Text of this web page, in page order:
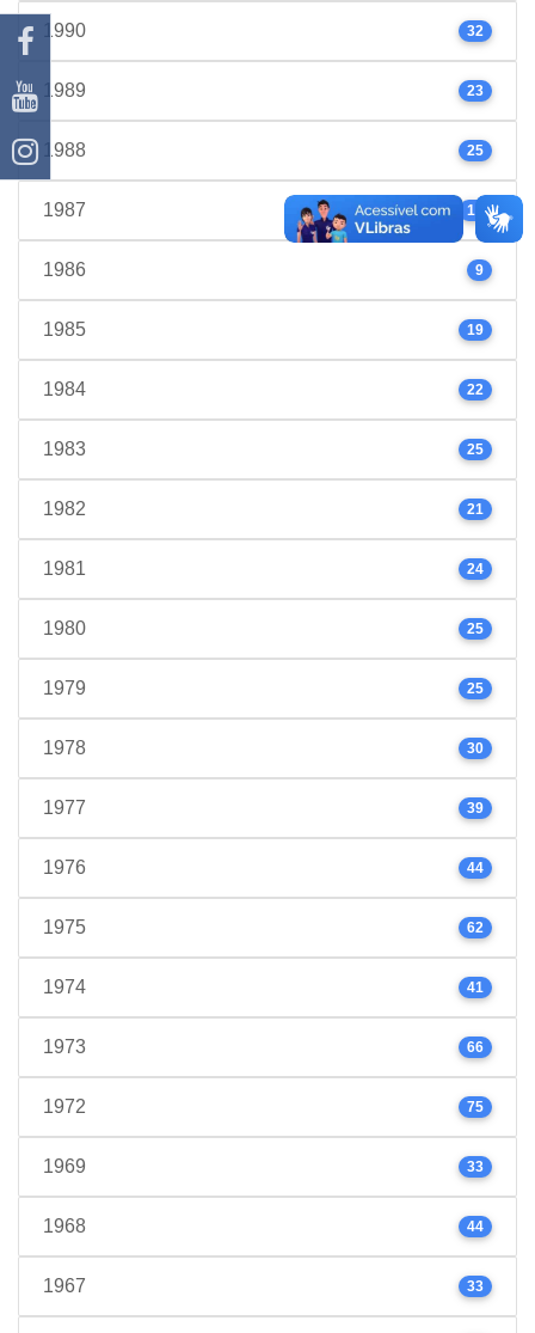
1990 32
1989 23
1988 25
1987 17
1986 9
1985 19
1984 22
1983 25
1982 21
1981 24
1980 25
1979 25
1978 30
1977 39
1976 44
1975 62
1974 41
1973 66
1972 75
1969 33
1968 44
1967 33